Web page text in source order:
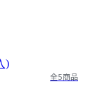
全5商品